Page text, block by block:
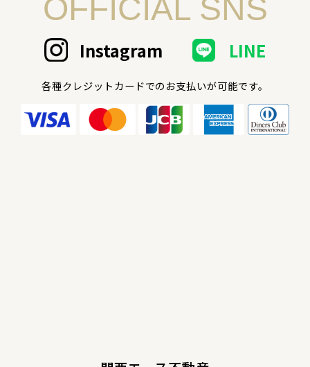
OFFICIAL SNS
Instagram LINE
各種クレジットカードでのお支払いが可能です。